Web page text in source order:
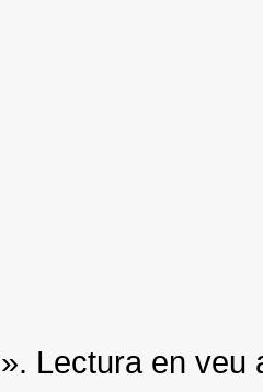
Lectura en veu